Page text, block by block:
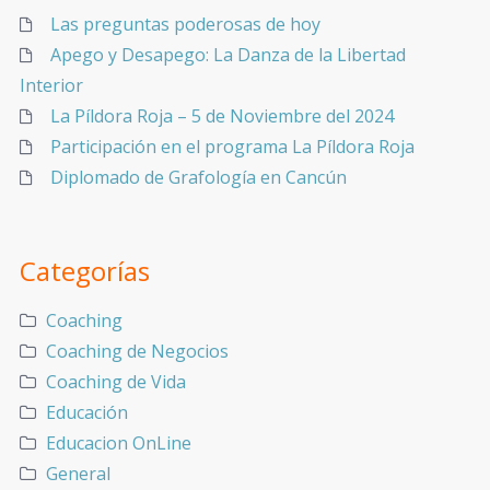
Las preguntas poderosas de hoy
Apego y Desapego: La Danza de la Libertad
Interior
La Píldora Roja – 5 de Noviembre del 2024
Participación en el programa La Píldora Roja
Diplomado de Grafología en Cancún
Categorías
Coaching
Coaching de Negocios
Coaching de Vida
Educación
Educacion OnLine
General